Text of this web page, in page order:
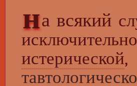
на всякий
истерической